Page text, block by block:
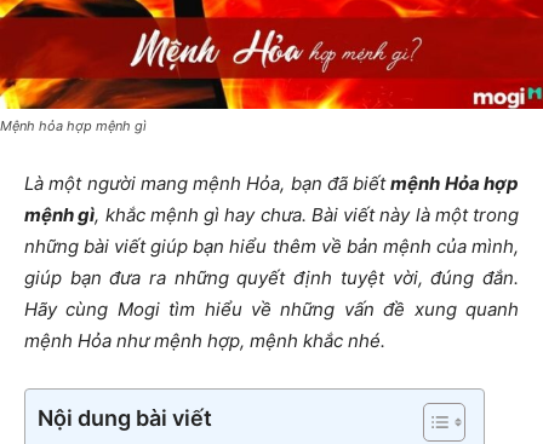
Mệnh hỏa hợp mệnh gì
Là một người mang mệnh Hỏa, bạn đã biếtmệnh Hỏa hợp
mệnh gì, khắc mệnh gì hay chưa. Bài viết này là một trong
những bài viết giúp bạn hiểu thêm về bản mệnh của mình,
giúp bạn đưa ra những quyết định tuyệt vời, đúng đắn.
Hãy cùng Mogi tìm hiểu về những vấn đề xung quanh
mệnh Hỏa như mệnh hợp, mệnh khắc nhé.
Nội dung bài viết